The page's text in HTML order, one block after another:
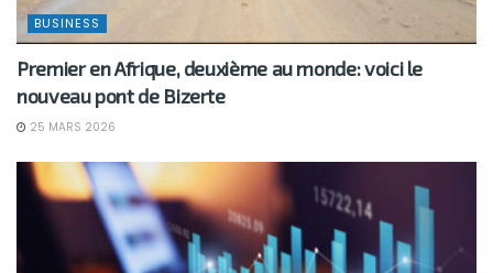
BUSINESS
Premier en Afrique, deuxième au monde: voici le
nouveau pont de Bizerte
25 MARS 2026